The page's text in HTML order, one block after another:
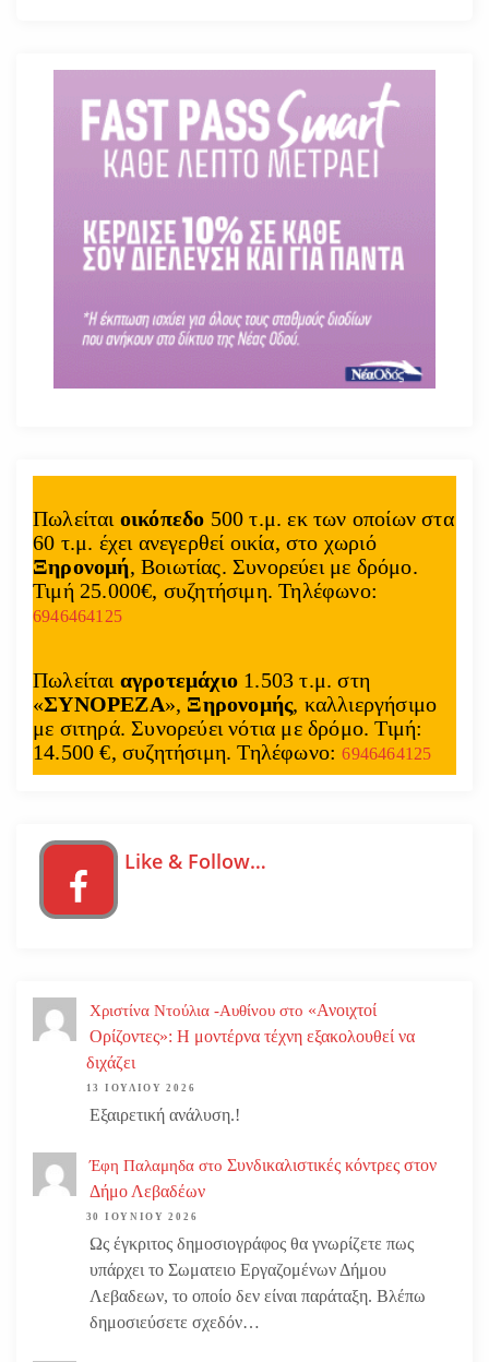
Πωλείται οικόπεδο 500 τ.μ. εκ των οποίων στα
60 τ.μ. έχει ανεγερθεί οικία, στο χωριό
Ξηρονομή, Βοιωτίας. Συνορεύει με δρόμο.
Τιμή 25.000€, συζητήσιμη. Τηλέφωνο:
6946464125
Πωλείται αγροτεμάχιο 1.503 τ.μ. στη
«ΣΥΝΟΡΕΖΑ», Ξηρονομής, καλλιεργήσιμο
με σιτηρά. Συνορεύει νότια με δρόμο. Τιμή:
14.500 €, συζητήσιμη. Τηλέφωνο:6946464125
Like & Follow…
Χριστίνα Ντούλια -Αυθίνου στο «Ανοιχτοί
Ορίζοντες»: Η μοντέρνα τέχνη εξακολουθεί να
διχάζει
13 ΙΟΥΛΊΟΥ 2026
Εξαιρετική ανάλυση.!
Έφη Παλαμηδα στο Συνδικαλιστικές κόντρες στον
Δήμο Λεβαδέων
30 ΙΟΥΝΊΟΥ 2026
Ως έγκριτος δημοσιογράφος θα γνωρίζετε πως
υπάρχει το Σωματειο Εργαζομένων Δήμου
Λεβαδεων, το οποίο δεν είναι παράταξη. Βλέπω
δημοσιεύσετε σχεδόν…